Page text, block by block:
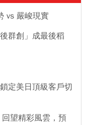
vs 嚴峻現實
群創」成最後稻
定美日頂級客戶切
望精彩風雲，預